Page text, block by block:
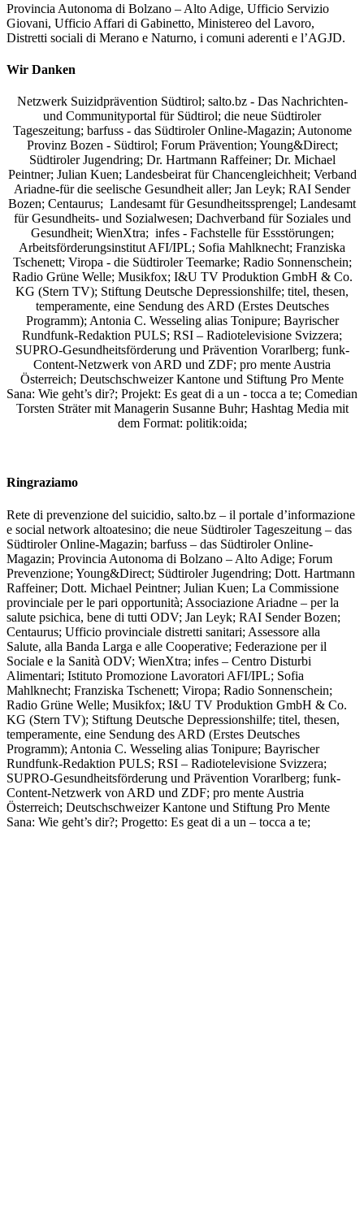
Provincia Autonoma di Bolzano – Alto Adige, Ufficio Servizio
Giovani, Ufficio Affari di Gabinetto, Ministereo del Lavoro,
Distretti sociali di Merano e Naturno, i comuni aderenti e l’AGJD.
Wir Danken
Netzwerk Suizidprävention Südtirol; salto.bz - Das Nachrichten-
und Communityportal für Südtirol; die neue Südtiroler
Tageszeitung; barfuss - das Südtiroler Online-Magazin; Autonome
Provinz Bozen - Südtirol; Forum Prävention; Young&Direct;
Südtiroler Jugendring; Dr. Hartmann Raffeiner; Dr. Michael
Peintner; Julian Kuen; Landesbeirat für Chancengleichheit; Verband
Ariadne-für die seelische Gesundheit aller; Jan Leyk; RAI Sender
Bozen; Centaurus; Landesamt für Gesundheitssprengel; Landesamt
für Gesundheits- und Sozialwesen; Dachverband für Soziales und
Gesundheit; WienXtra; infes - Fachstelle für Essstörungen;
Arbeitsförderungsinstitut AFI/IPL; Sofia Mahlknecht; Franziska
Tschenett; Viropa - die Südtiroler Teemarke; Radio Sonnenschein;
Radio Grüne Welle; Musikfox; I&U TV Produktion GmbH & Co.
KG (Stern TV); Stiftung Deutsche Depressionshilfe; titel, thesen,
temperamente, eine Sendung des ARD (Erstes Deutsches
Programm); Antonia C. Wesseling alias Tonipure; Bayrischer
Rundfunk-Redaktion PULS; RSI – Radiotelevisione Svizzera;
SUPRO-Gesundheitsförderung und Prävention Vorarlberg; funk-
Content-Netzwerk von ARD und ZDF; pro mente Austria
Österreich; Deutschschweizer Kantone und Stiftung Pro Mente
Sana: Wie geht’s dir?; Projekt: Es geat di a un - tocca a te; Comedian
Torsten Sträter mit Managerin Susanne Buhr; Hashtag Media mit
dem Format: politik:oida;
Ringraziamo
Rete di prevenzione del suicidio, salto.bz – il portale d’informazione
e social network altoatesino; die neue Südtiroler Tageszeitung – das
Südtiroler Online-Magazin; barfuss – das Südtiroler Online-
Magazin; Provincia Autonoma di Bolzano – Alto Adige; Forum
Prevenzione; Young&Direct; Südtiroler Jugendring; Dott. Hartmann
Raffeiner; Dott. Michael Peintner; Julian Kuen; La Commissione
provinciale per le pari opportunità; Associazione Ariadne – per la
salute psichica, bene di tutti ODV; Jan Leyk; RAI Sender Bozen;
Centaurus; Ufficio provinciale distretti sanitari; Assessore alla
Salute, alla Banda Larga e alle Cooperative; Federazione per il
Sociale e la Sanità ODV; WienXtra; infes – Centro Disturbi
Alimentari; Istituto Promozione Lavoratori AFI/IPL; Sofia
Mahlknecht; Franziska Tschenett; Viropa; Radio Sonnenschein;
Radio Grüne Welle; Musikfox; I&U TV Produktion GmbH & Co.
KG (Stern TV); Stiftung Deutsche Depressionshilfe; titel, thesen,
temperamente, eine Sendung des ARD (Erstes Deutsches
Programm); Antonia C. Wesseling alias Tonipure; Bayrischer
Rundfunk-Redaktion PULS; RSI – Radiotelevisione Svizzera;
SUPRO-Gesundheitsförderung und Prävention Vorarlberg; funk-
Content-Netzwerk von ARD und ZDF; pro mente Austria
Österreich; Deutschschweizer Kantone und Stiftung Pro Mente
Sana: Wie geht’s dir?; Progetto: Es geat di a un – tocca a te;